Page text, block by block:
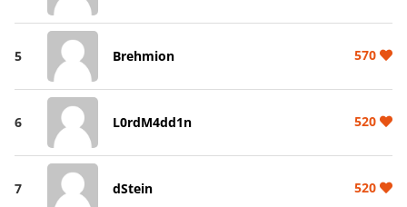
5 Brehmion 570
6 L0rdM4dd1n 520
7 dStein 520